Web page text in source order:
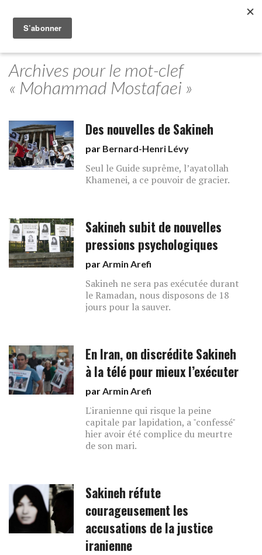
Archives pour le mot-clef
« Mohammad Mostafaei »
Des nouvelles de Sakineh
par Bernard-Henri Lévy
Seul le Guide suprême, l’ayatollah
Khamenei, a ce pouvoir de gracier.
Sakineh subit de nouvelles
pressions psychologiques
parArmin Arefi
Sakineh ne sera pas exécutée durant
le Ramadan, nous disposons de 18
jours pour la sauver.
En Iran, on discrédite Sakineh
à la télé pour mieux l’exécuter
parArmin Arefi
L'iranienne qui risque la peine
capitale par lapidation, a "confessé"
hier avoir été complice du meurtre
de son mari.
Sakineh réfute
courageusement les
accusations de la justice
iranienne